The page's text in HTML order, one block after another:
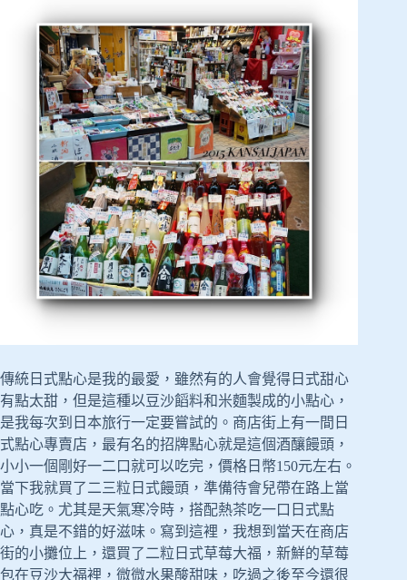
傳統日式點心是我的最愛，雖然有的人會覺得日式甜心
有點太甜，但是這種以豆沙饀料和米麵製成的小點心，
是我每次到日本旅行一定要嘗試的。商店街上有一間日
式點心專賣店，最有名的招牌點心就是這個酒釀饅頭，
小小一個剛好一二口就可以吃完，價格日幣150元左右。
當下我就買了二三粒日式饅頭，準備待會兒帶在路上當
點心吃。尤其是天氣寒冷時，搭配熱茶吃一口日式點
心，真是不錯的好滋味。寫到這裡，我想到當天在商店
街的小攤位上，還買了二粒日式草莓大福，新鮮的草莓
包在豆沙大福裡，微微水果酸甜味，吃過之後至今還很